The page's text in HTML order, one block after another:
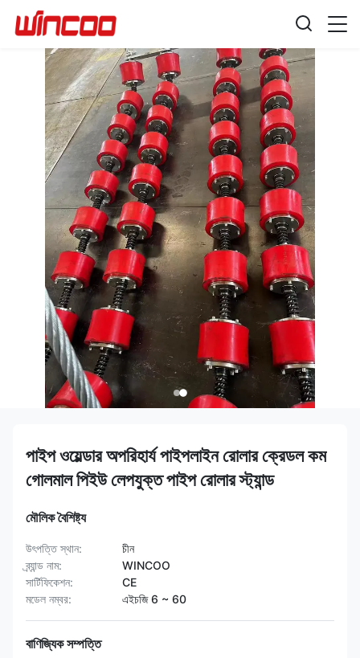
পাইপ ওয়েল্ডার অপরিহার্য পাইপলাইন রোলার ক্রেডল কম
গোলমাল পিইউ লেপযুক্ত পাইপ রোলার স্ট্যান্ড
মৌলিক বৈশিষ্ট্য
উৎপত্তি স্থান:
চীন
ব্র্যান্ড নাম:
WINCOO
সার্টিফিকেশন:
CE
মডেল নম্বর:
এইচজি 6 ~ 60
বাণিজ্যিক সম্পত্তি